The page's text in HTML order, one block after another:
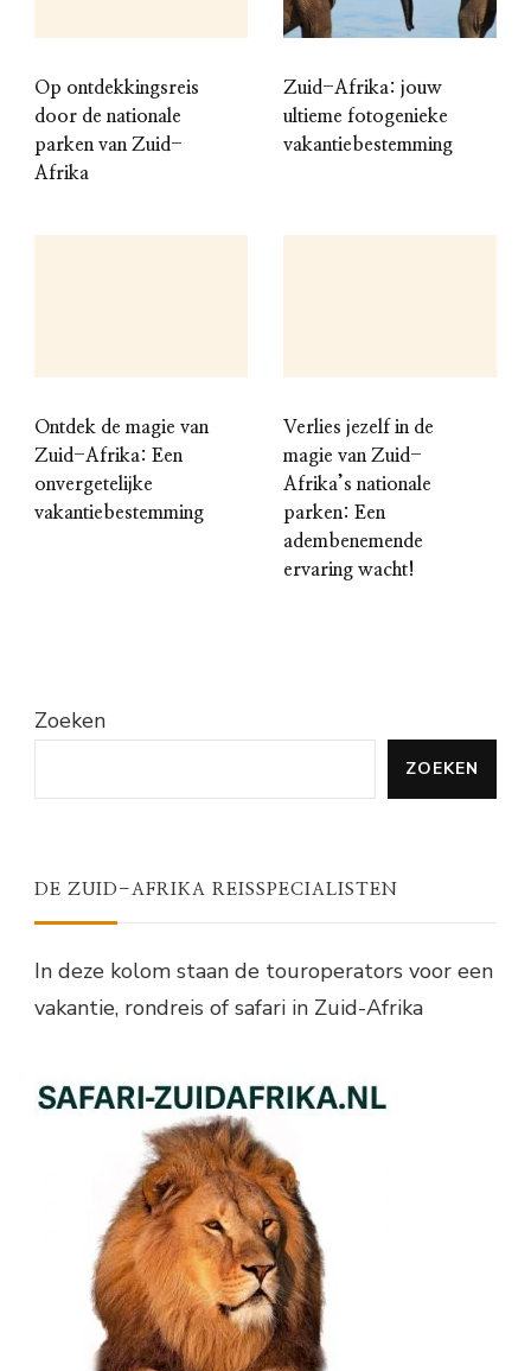
Op ontdekkingsreis
door de nationale
parken van Zuid-
Afrika
Zuid-Afrika: jouw
ultieme fotogenieke
vakantiebestemming
Ontdek de magie van
Zuid-Afrika: Een
onvergetelijke
vakantiebestemming
Verlies jezelf in de
magie van Zuid-
Afrika’s nationale
parken: Een
adembenemende
ervaring wacht!
Zoeken
ZOEKEN
DE ZUID-AFRIKA REISSPECIALISTEN
In deze kolom staan de touroperators voor een
vakantie, rondreis of safari in Zuid-Afrika